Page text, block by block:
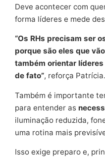
Deve acontecer com
forma líderes e mede
“Os RHs precisam ser
porque são eles que
também orientar
de fato”, reforça Patrícia.
Também é importante
para entender as
iluminação reduzida,
uma rotina mais
Isso exige preparo e,